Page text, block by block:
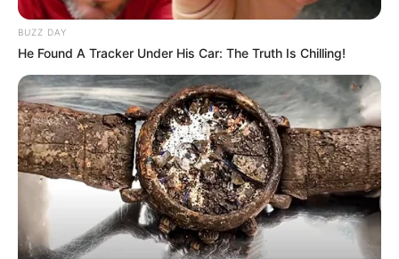
Video Of Giant Anaconda Is Going Viral All Over
The World. Watch
Haberion